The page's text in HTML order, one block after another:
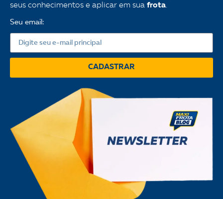
seus conhecimentos e aplicar em sua frota.
Seu email:
CADASTRAR